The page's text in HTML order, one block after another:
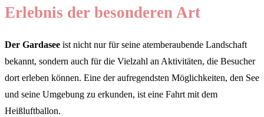
Erlebnis der besonderen Art
Der Gardasee ist nicht nur für seine atemberaubende Landschaft
bekannt, sondern auch für die Vielzahl an Aktivitäten, die Besucher
dort erleben können. Eine der aufregendsten Möglichkeiten, den See
und seine Umgebung zu erkunden, ist eine Fahrt mit dem
Heißluftballon.